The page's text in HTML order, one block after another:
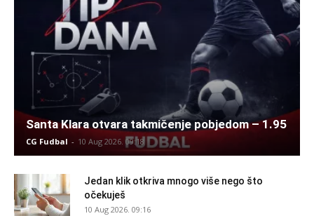
Santa Klara otvara takmičenje pobjedom – 1.95
CG Fudbal - 10 Aug 2026. 09:18
Jedan klik otkriva mnogo više nego što
očekuješ
10 Aug 2026. 09:16